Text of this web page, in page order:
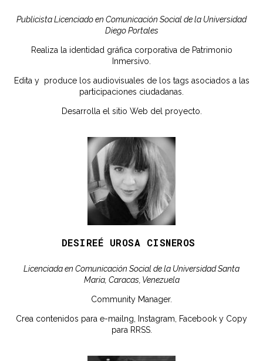
Publicista Licenciado en Comunicación Social de la Universidad
Diego Portales
Realiza la identidad gráfica corporativa de Patrimonio
Inmersivo.
Edita y produce los audiovisuales de los tags asociados a las
participaciones ciudadanas.
Desarrolla el sitio Web del proyecto.
DESIREÉ UROSA CISNEROS
Licenciada en Comunicación Social de la Universidad Santa
Maria, Caracas, Venezuela
Community Manager.
Crea contenidos para e-mailng, Instagram, Facebook y Copy
para RRSS.